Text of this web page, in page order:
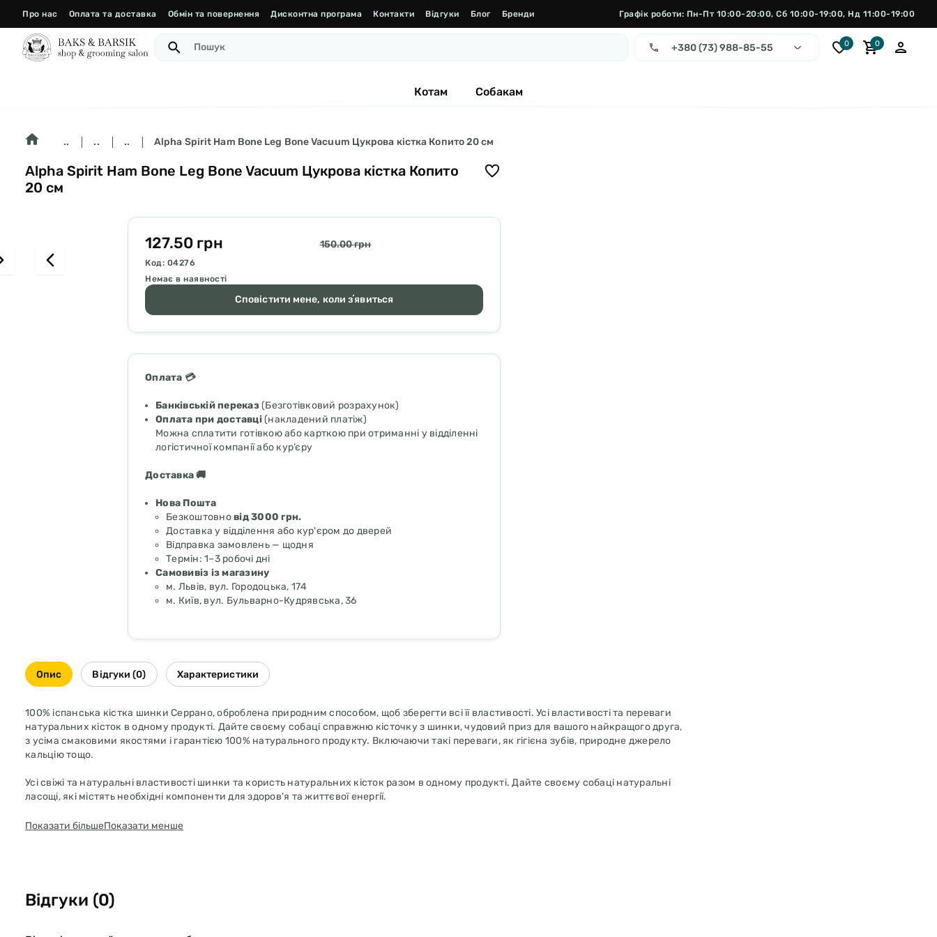
Про нас Оплата та доставка Обмін та повернення Дисконтна програма Контакти Відгуки Блог Бренди Графік роботи: Пн-Пт 10:00-20:00, Сб 10:00-19:00, Нд 11:00-19:00
+380 (73) 988-85-55 0 0
Котам Собакам
.. .. .. Alpha Spirit Ham Bone Leg Bone Vacuum Цукрова кістка Копито 20 см
Alpha Spirit Ham Bone Leg Bone Vacuum Цукрова кістка Копито
20 см
127.50 грн 150.00 грн
Код: 04276
Немає в наявності
Сповістити мене, коли зʼявиться
Оплата 💳
Банківській переказ(Безготівковий розрахунок)
Оплата при доставці(накладений платіж)
Можна сплатити готівкою або карткою при отриманні у відділенні
логістичної компанії або кур’єру
Доставка 🚚
Нова Пошта
Безкоштовновід 3000 грн.
Доставка у відділення або кур'єром до дверей
Відправка замовлень — щодня
Термін: 1–3 робочі дні
Самовивіз із магазину
м. Львів, вул. Городоцька, 174
м. Київ, вул. Бульварно-Кудрявська, 36
Опис Відгуки (0) Характеристики
100% іспанська кістка шинки Серрано, оброблена природним способом, щоб зберегти всі її властивості. Усі властивості та переваги
натуральних кісток в одному продукті. Дайте своєму собаці справжню кісточку з шинки, чудовий приз для вашого найкращого друга,
з усіма смаковими якостями і гарантією 100% натурального продукту. Включаючи такі переваги, як гігієна зубів, природне джерело
кальцію тощо.
Усі свіжі та натуральні властивості шинки та користь натуральних кісток разом в одному продукті. Дайте своєму собаці натуральні
ласощі, які містять необхідні компоненти для здоров'я та життєвої енергії.
Показати більшеПоказати менше
Відгуки (0)